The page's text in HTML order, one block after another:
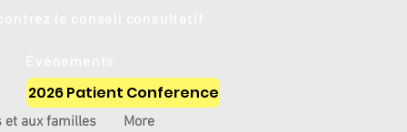
2026 Patient Conference
et aux familles More